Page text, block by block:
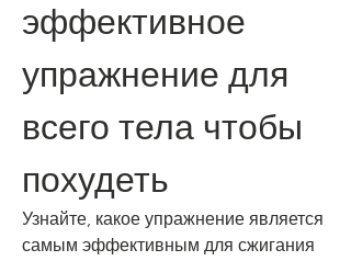
эффективное
упражнение для
всего тела чтобы
похудеть
Узнайте, какое упражнение является
самым эффективным для сжигания